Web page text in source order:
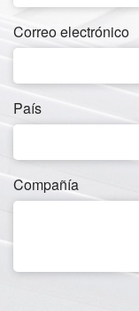
Correo electrónico
País
Compañía